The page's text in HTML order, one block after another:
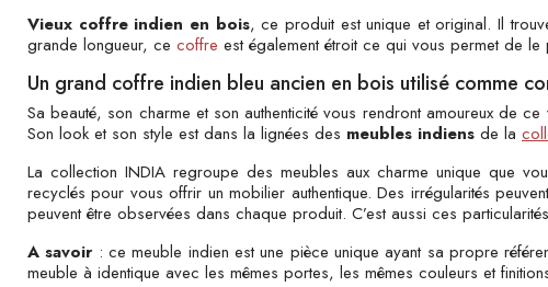
Vieux coffre indien en bois, ce produit est unique et original. Il
grande longueur, ce coffre est également étroit ce qui vous permet de
Un grand coffre indien bleu ancien en bois utilisé comme
Sa beauté, son charme et son authenticité vous rendront amoureux de ce
Son look et son style est dans la lignées des meubles indiens de la
La collection INDIA regroupe des meubles aux charme unique que
recyclés pour vous offrir un mobilier authentique. Des irrégularités
peuvent être observées dans chaque produit. C’est aussi ces
A savoir : ce meuble indien est une pièce unique ayant sa propre
meuble à identique avec les mêmes portes, les mêmes couleurs et